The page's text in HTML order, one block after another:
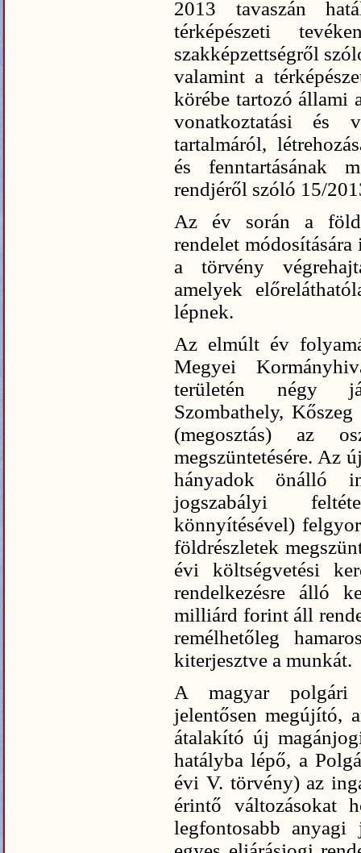
2013 tavaszán
térképészeti
szakképzettségről
valamint a
körébe tartozó állami
vonatkoztatási és
tartalmáról,
és fenntartásának
rendjéről szóló 15/
Az év során a
rendelet
a törvény
amelyek
lépnek.
Az elmúlt év
Megyei
területén négy
Szombathely,
(megosztás) az
megszüntetésére. Az
hányadok önálló
jogszabályi
könnyítésével)
földrészletek
évi költségvetési
rendelkezésre álló
milliárd forint áll
remélhetőleg
kiterjesztve a munkát.
A magyar polgári
jelentősen megújító,
átalakító új
hatályba lépő, a
évi V. törvény) az
érintő változásokat
legfontosabb